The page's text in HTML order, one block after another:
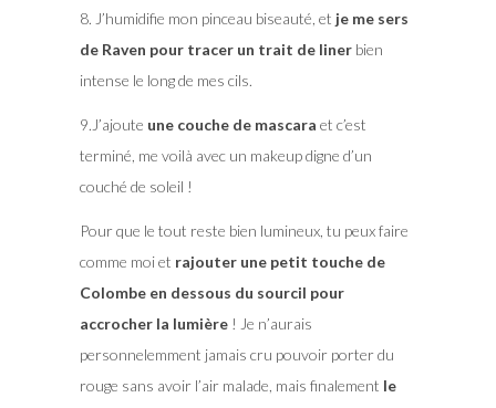
8. J’humidifie mon pinceau biseauté, et je me sers
de Raven pour tracer un trait de linerbien
intense le long de mes cils.
9.J’ajoute une couche de mascara et c’est
terminé, me voilà avec un makeup digne d’un
couché de soleil !
Pour que le tout reste bien lumineux, tu peux faire
comme moi et rajouter une petit touche de
Colombe en dessous du sourcil pour
accrocher la lumière! Je n’aurais
personnelemment jamais cru pouvoir porter du
rouge sans avoir l’air malade, mais finalement le